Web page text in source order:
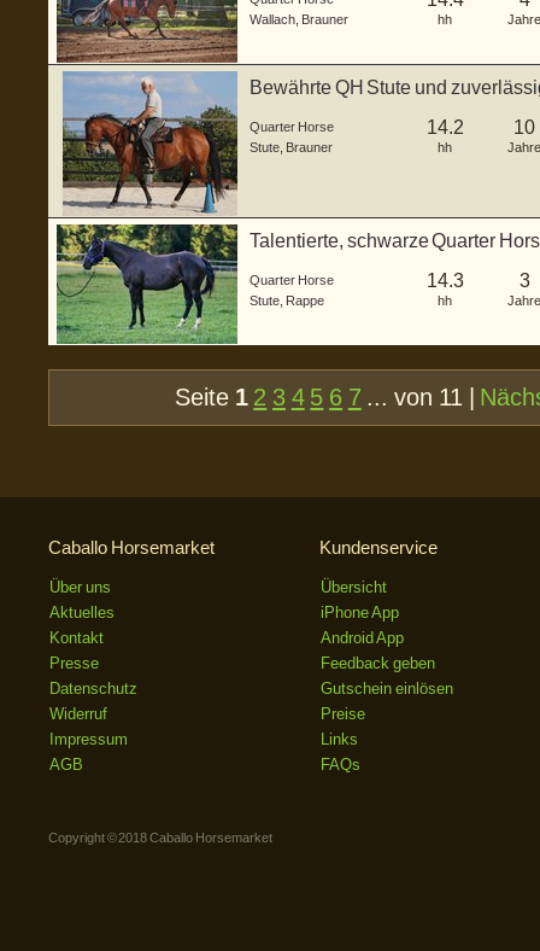
Wallach Brauner hh Jahre
Bewährte QH Stute und
Quarter Horse
Stute Brauner
14.2
hh
10
Jahre
Talentierte, schwarze Quarter
Quarter Horse
Stute Rappe
14.3
hh
3
Jahre
Seite 1 2 3 4 5 6 7 ... von 11 |
Caballo Horsemarket
Über uns
Aktuelles
Kontakt
Presse
Datenschutz
Widerruf
Impressum
AGB
Kundenservice
Übersicht
iPhone App
Android App
Feedback geben
Gutschein einlösen
Preise
Links
FAQs
Copyright © 2018 Caballo Horsemarket